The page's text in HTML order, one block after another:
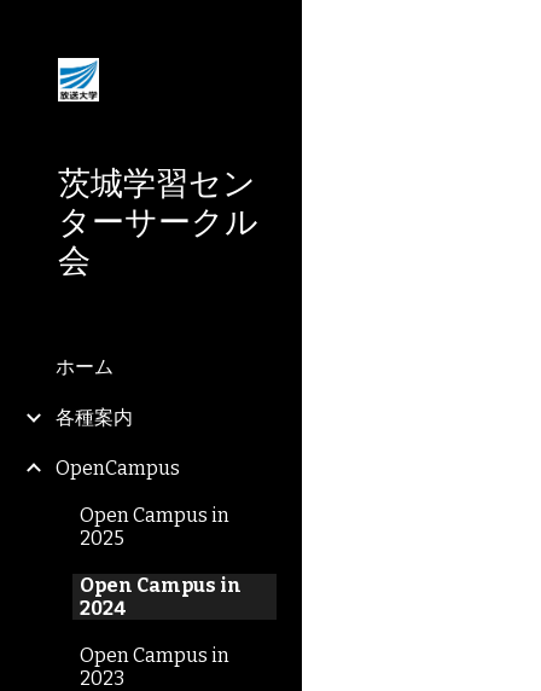
茨城学習セン
ターサークル
会
ホーム
各種案内
OpenCampus
Open Campus in
2025
Open Campus in
2024
Open Campus in
2023